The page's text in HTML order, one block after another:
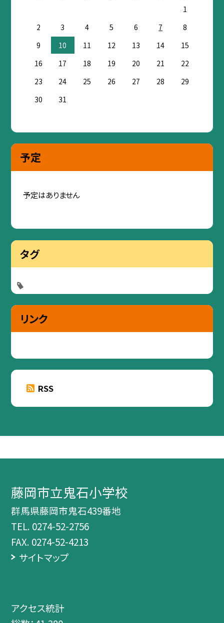
1
2
3 4 5 6 7
8
9
10 11 12 13 14
15
16
17 18 19 20 21
22
23
24 25 26 27 28
29
30
31
予定
予定はありません
タグ
リンク
RSS
藤岡市立鬼石小学校
群馬県藤岡市鬼石439番地
TEL. 0274-52-2756
FAX. 0274-52-4213
サイトマップ
アクセス統計